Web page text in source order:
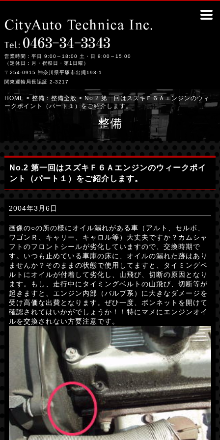
営業時間：平日 9:00～18:00 土・日 9:00～15:00
（定休日：月・祝祭日・第1日曜）
〒254-0915 神奈川県平塚市出縄193-1
関東運輸局長認証 2-3217
HOME > 整備： 整備全般 > No.2 第一回はスズキＦ６Ａエンジンのウィ
ークポイント（パート１）をご紹介します。
整備
No.2 第一回はスズキＦ６Ａエンジンのウィークポイ
ント（パート１）をご紹介します。
2004年3月6日
画像の○の所の様にオイル漏れがある車（アルト、セルボ、
ワゴンＲ、キャリー、キャロル等）大丈夫ですか？カムシャ
フトのフロントシールが劣化していますので、交換時期で
す。いつも止めている車庫の床に、オイルの漏れた跡はあり
ませんか？そのままの状態で使用してますと、タイミングベ
ルトにオイルが付着して劣化し、山飛び、切断の原因となり
ます。もし、走行中にタイミングベルトの山飛び、切断等が
起きますと、エンジン内部（バルブ系）に大きなダメージを
受け高価な出費となります。ぜひ一度、ボンネットを開けて
確認されてはいかがでしょうか！！特にマメにエンジンオイ
ルを交換されない方要注意です。